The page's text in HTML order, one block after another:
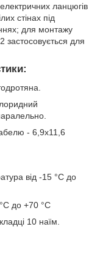
ланцюгів
стінах під
для монтажу
для
- 6,9х11,6
від -15 °C до
до +70 °C
10 наїм.